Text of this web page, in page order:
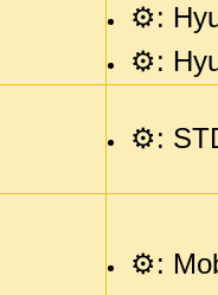
⚙️:
⚙️:
⚙️:
⚙️: